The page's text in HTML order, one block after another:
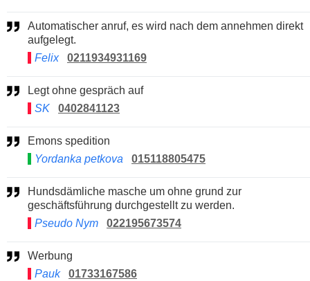
Automatischer anruf, es wird nach dem annehmen direkt
aufgelegt.
Felix
0211934931169
Legt ohne gespräch auf
SK
0402841123
Emons spedition
Yordanka petkova
015118805475
Hundsdämliche masche um ohne grund zur
geschäftsführung durchgestellt zu werden.
Pseudo Nym
022195673574
Werbung
Pauk
01733167586